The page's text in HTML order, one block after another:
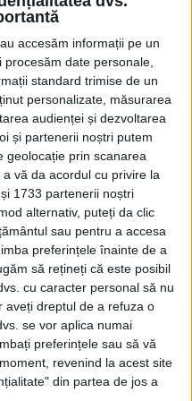
accesăm informații pe un
date personale,
standard trimise de un
personalizate, măsurarea
audienței și dezvoltarea
și partenerii noștri putem
geolocație prin scanarea
vă da acordul cu privire la
1733 partenerii noștri
alternativ, puteți da clic
sau pentru a accesa
preferințele înainte de a
să rețineți că este posibil
cu caracter personal să nu
aveți dreptul de a refuza o
se vor aplica numai
preferințele sau să vă
revenind la acest site
din partea de jos a
DE CITIRE
a semnat astăzi încă un
cu echipamente TIC,
și sportive a unităților de
finanțat prin
Reziliență, Componenta